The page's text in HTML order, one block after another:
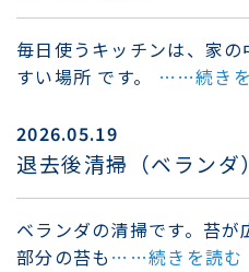
毎日使うキッチンは、家
すい場所 です。
……続き
2026.05.19
退去後清掃（ベランダ
ベランダの清掃です。苔
部分の苔も ……続きを読む